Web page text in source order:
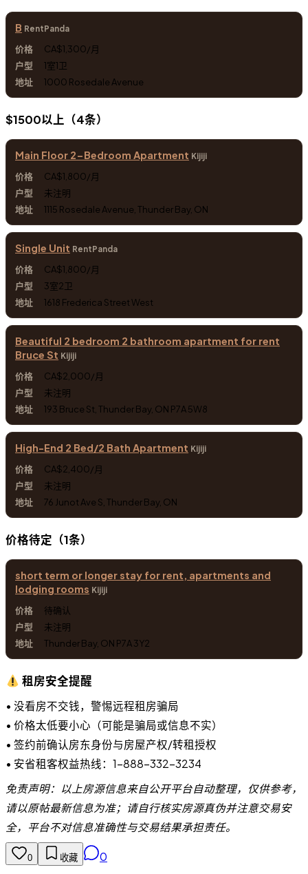
B RentPanda
CA$1,300/月
1室1卫
1000 Rosedale Avenue
$1500以上（4条）
Main Floor 2-Bedroom Apartment Kijiji
CA$1,800/月
未注明
1115 Rosedale Avenue, Thunder Bay, ON
Single Unit RentPanda
CA$1,800/月
3室2卫
1618 Frederica Street West
Beautiful 2 bedroom 2 bathroom apartment for rent
Bruce St Kijiji
CA$2,000/月
未注明
193 Bruce St, Thunder Bay, ON P7A 5W8
High-End 2 Bed/2 Bath Apartment Kijiji
CA$2,400/月
未注明
76 Junot Ave S, Thunder Bay, ON
价格待定（1条）
short term or longer stay for rent, apartments and
lodging rooms Kijiji
待确认
未注明
Thunder Bay, ON P7A 3Y2
租房安全提醒
• 没看房不交钱，警惕远程租房骗局
• 价格太低要小心（可能是骗局或信息不实）
• 签约前确认房东身份与房屋产权/转租授权
• 安省租客权益热线：1-888-332-3234
免责声明：以上房源信息来自公开平台自动整理，仅供参考，
请以原帖最新信息为准；请自行核实房源真伪并注意交易安
全，平台不对信息准确性与交易结果承担责任。
0 收藏 0